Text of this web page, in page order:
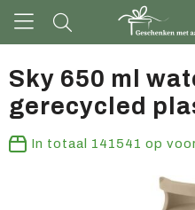
Drinkwaren
Kantoor & schrijven
Sky 650 ml
gerecycled
In totaal 141541 op